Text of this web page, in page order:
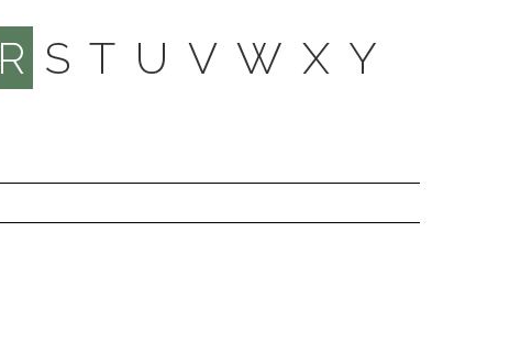
R S T U V W X Y